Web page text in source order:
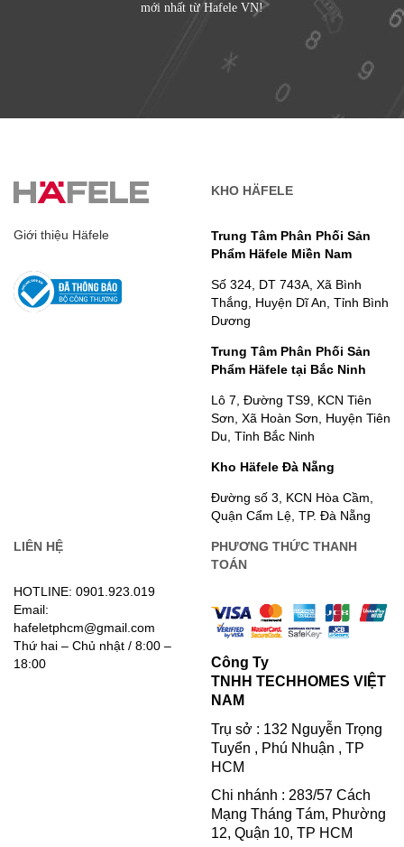
mới nhất từ Hafele VN!
Giới thiệu Häfele
KHO HÄFELE
Trung Tâm Phân Phối Sản
Phẩm Häfele Miền Nam
Số 324, DT 743A, Xã Bình
Thắng, Huyện Dĩ An, Tỉnh Bình
Dương
Trung Tâm Phân Phối Sản
Phẩm Häfele tại Bắc Ninh
Lô 7, Đường TS9, KCN Tiên
Sơn, Xã Hoàn Sơn, Huyện Tiên
Du, Tỉnh Bắc Ninh
Kho Häfele Đà Nẵng
Đường số 3, KCN Hòa Cầm,
Quận Cẩm Lệ, TP. Đà Nẵng
LIÊN HỆ
HOTLINE: 0901.923.019
Email:
hafeletphcm@gmail.com
Thứ hai – Chủ nhật / 8:00 –
18:00
PHƯƠNG THỨC THANH
TOÁN
Công Ty
TNHH TECHHOMES VIỆT
NAM
Trụ sở : 132 Nguyễn Trọng
Tuyển , Phú Nhuận , TP
HCM
Chi nhánh : 283/57 Cách
Mạng Tháng Tám, Phường
12, Quận 10, TP HCM